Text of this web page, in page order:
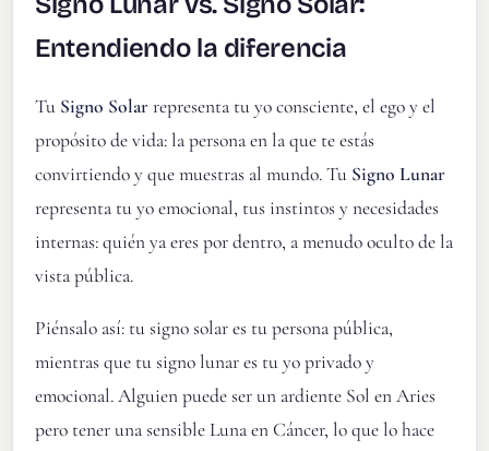
Entendiendo la diferencia
Tu Signo Solar representa tu yo consciente, el ego y el
propósito de vida: la persona en la que te estás
convirtiendo y que muestras al mundo. Tu Signo Lunar
representa tu yo emocional, tus instintos y necesidades
internas: quién ya eres por dentro, a menudo oculto de la
vista pública.
Piénsalo así: tu signo solar es tu persona pública,
mientras que tu signo lunar es tu yo privado y
emocional. Alguien puede ser un ardiente Sol en Aries
pero tener una sensible Luna en Cáncer, lo que lo hace